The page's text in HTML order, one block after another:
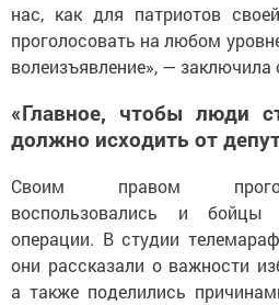
нас, как для патриотов
проголосовать на любом
волеизъявление», — заключила
«Главное, чтобы люди
должно исходить от
Своим правом
воспользовались и бойцы
операции. В студии
они рассказали о важности
а также поделились